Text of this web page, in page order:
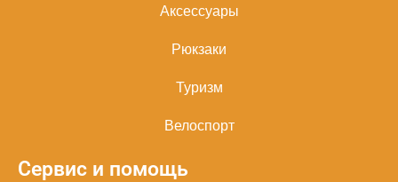
Аксессуары
Рюкзаки
Туризм
Велоспорт
Сервис и помощь